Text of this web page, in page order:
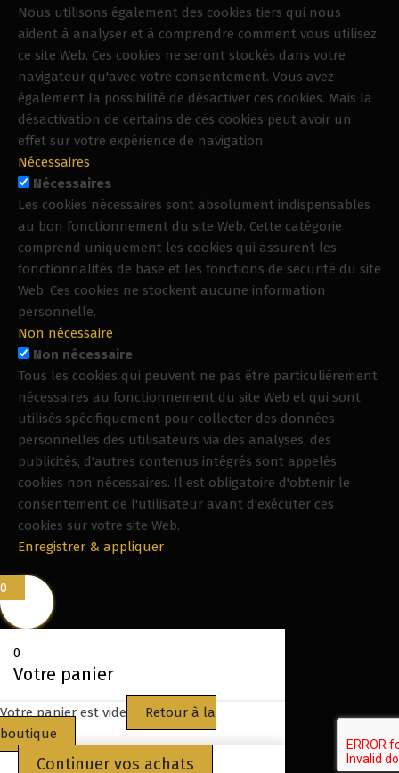
Nous utilisons également des cookies tiers qui nous
aident à analyser et à comprendre comment vous utilisez
ce site Web. Ces cookies ne seront stockés dans votre
navigateur qu'avec votre consentement. Vous avez
également la possibilité de désactiver ces cookies. Mais la
désactivation de certains de ces cookies peut avoir un
effet sur votre expérience de navigation.
Nécessaires
Nécessaires
Les cookies nécessaires sont absolument indispensables
au bon fonctionnement du site Web. Cette catégorie
comprend uniquement les cookies qui assurent les
fonctionnalités de base et les fonctions de sécurité du site
Web. Ces cookies ne stockent aucune information
personnelle.
Non nécessaire
Non nécessaire
Tous les cookies qui peuvent ne pas être particulièrement
nécessaires au fonctionnement du site Web et qui sont
utilisés spécifiquement pour collecter des données
personnelles des utilisateurs via des analyses, des
publicités, d'autres contenus intégrés sont appelés
cookies non nécessaires. Il est obligatoire d'obtenir le
consentement de l'utilisateur avant d'exécuter ces
cookies sur votre site Web.
Enregistrer & appliquer
0
0
Votre panier
Votre panier est vide
Retour à la
boutique
Continuer vos achats